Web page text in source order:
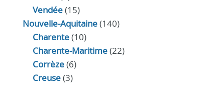
Vendée(15)
Nouvelle-Aquitaine(140)
Charente(10)
Charente-Maritime(22)
Corrèze(6)
Creuse(3)